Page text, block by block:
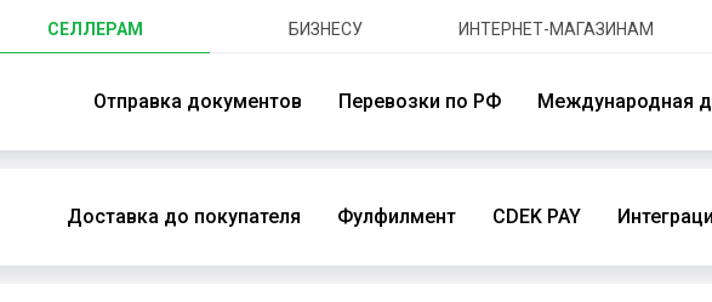
СЕЛЛЕРАМ БИЗНЕСУ ИНТЕРНЕТ-МАГАЗИНАМ
Отправка документов Перевозки по РФ Международная
Доставка до покупателя Фулфилмент CDEK PAY